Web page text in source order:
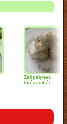
Zabpelyhes
túrógombóc